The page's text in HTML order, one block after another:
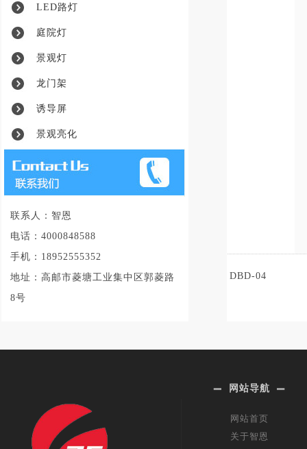
LED路灯
庭院灯
景观灯
龙门架
诱导屏
景观亮化
联系人：智恩
电话：4000848588
手机：18952555352
地址：高邮市菱塘工业集中区郭菱路
8号
DBD-04
网站导航
网站首页
关于智恩